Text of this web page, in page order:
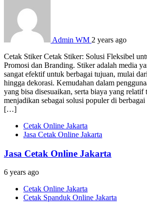
Admin WM 2 years ago
Cetak Stiker Cetak Stiker: Solusi Fleksibel
Promosi dan Branding. Stiker adalah media
sangat efektif untuk berbagai tujuan, mulai
hingga dekorasi. Kemudahan dalam
yang bisa disesuaikan, serta biaya yang relatif
menjadikan sebagai solusi populer di
[…]
Cetak Online Jakarta
Jasa Cetak Online Jakarta
Jasa Cetak Online Jakarta
6 years ago
Cetak Online Jakarta
Cetak Spanduk Online Jakarta